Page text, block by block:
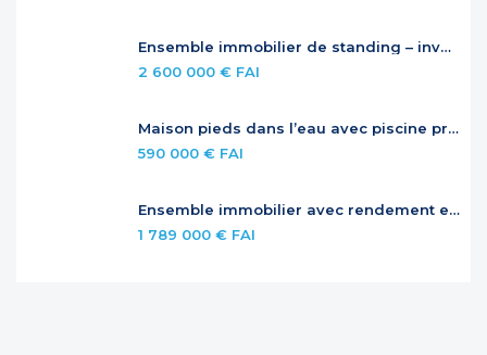
Ensemble immobilier de standing – investissement locatif premium
2 600 000 € FAI
Maison pieds dans l’eau avec piscine privée
590 000 € FAI
Ensemble immobilier avec rendement et potentiel – Jardins de la Baie Orientale
1 789 000 € FAI